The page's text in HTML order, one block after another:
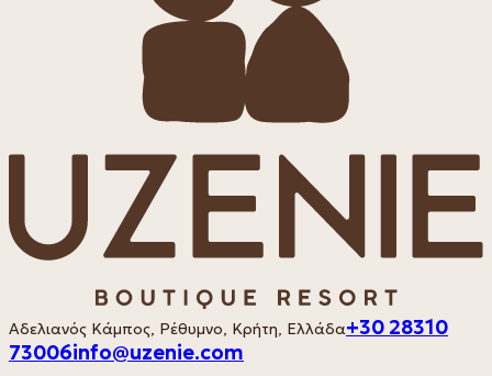
Αδελιανός Κάμπος, Ρέθυμνο, Κρήτη, Ελλάδα+30 28310
73006info@uzenie.com